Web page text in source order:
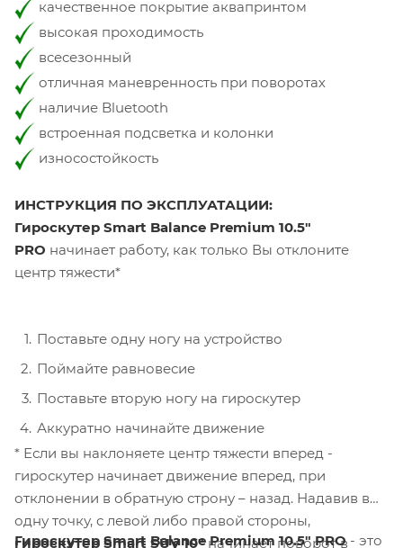
качественное покрытие аквапринтом
высокая проходимость
всесезонный
отличная маневренность при поворотах
наличие Bluetooth
встроенная подсветка и колонки
износостойкость
ИНСТРУКЦИЯ ПО ЭКСПЛУАТАЦИИ:
Гироскутер Smart Balance Premium 10.5"
PRO начинает работу, как только Вы отклоните
центр тяжести*
Поставьте одну ногу на устройство
Поймайте равновесие
Поставьте вторую ногу на гироскутер
Аккуратно начинайте движение
* Если вы наклоняете центр тяжести вперед -
гироскутер начинает движение вперед, при
отклонении в обратную строну – назад. Надавив в
одну точку, с левой либо правой стороны,
гироскутер Smart SUV 10"начинает поворот в
Гироскутер Smart Balance Premium 10.5" PRO- это